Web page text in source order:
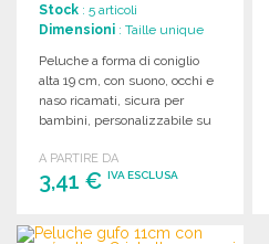
Stock : 5 articoli
Dimensioni : Taille unique
Peluche a forma di coniglio
alta 19 cm, con suono, occhi e
naso ricamati, sicura per
bambini, personalizzabile su
A PARTIRE DA
3,41 € IVA ESCLUSA
ORDINARE